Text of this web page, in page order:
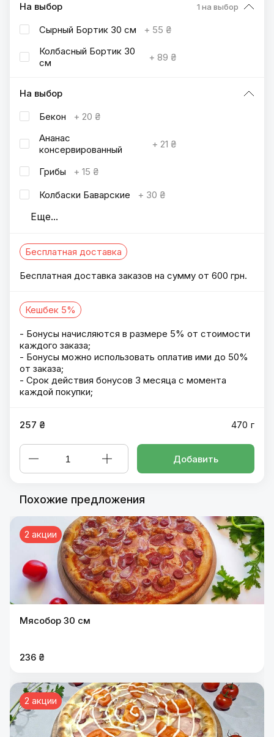
На выбор 1 на выбор
Сырный Бортик 30 см + 55 ₴
Колбасный Бортик 30
см
+ 89 ₴
На выбор
Бекон
+ 20 ₴
Ананас
консервированный
+ 21 ₴
Грибы + 15 ₴
Колбаски Баварские
+ 30 ₴
Еще...
Бесплатная доставка
Бесплатная доставка заказов на сумму от 600 грн.
Кешбек 5%
- Бонусы начисляются в размере 5% от стоимости
каждого заказа;
- Бонусы можно использовать оплатив ими до 50%
от заказа;
- Срок действия бонусов 3 месяца с момента
каждой покупки;
257 ₴ 470 г
Добавить
Похожие предложения
2 акции
Мясобор 30 см
236 ₴
2 акции